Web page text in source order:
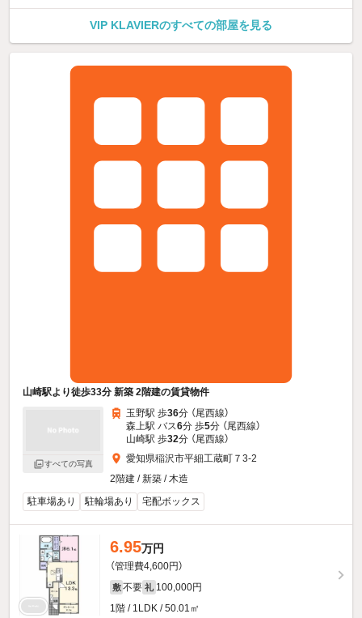
VIP KLAVIERのすべての部屋を見る
山崎駅より徒歩33分 新築 2階建の賃貸物件
すべての写真
玉野駅 歩36分 （尾西線）
森上駅 バス6分 歩5分 （尾西線）
山崎駅 歩32分 （尾西線）
愛知県稲沢市平細工蔵町７3-2
2階建 / 新築 / 木造
駐車場あり
駐輪場あり 宅配ボックス
6.95万円
（管理費4,600円）
敷 不要 礼 100,000円
1階 / 1LDK / 50.01㎡